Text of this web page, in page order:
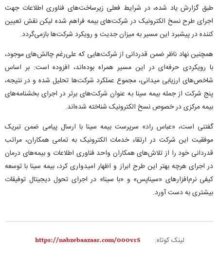
طبق گزارش یاد شده، در شرایط فعلی زیرساخت‌های فناوری اطلاعات جهت
اجرای طرح نسخ الکترونیک در شرکت‌های بیمه فراهم شده لیکن نقش تعیین
کننده در پیشبرد این مسیر به میزان جدیت و رویکرد شرکت‌ها بازمی‌گردد.
همچنین نهاد ناظر ضمن قدردانی از شرکت‌هایی که علی‌رغم چالش‌های موجود،
با رویکردی حرفه‌ای در این مسیر همراه بوده‌اند، افزوده است: بر اساس
شاخص‌های ارزیابی میدانی، مجموع عملکرد شرکت‌ها تحلیل شده و در نتیجه،
پنج شرکت از جمله بیمه سینا به عنوان شرکت‌های برتر در اجرای بخشنامه‌های
بیمه مرکزی در خصوص نسخ الکترونیک شناخته شده‌اند.
گفتنی است، «عباس راد» سرپرست بیمه سینا با ارسال پیامی ضمن تبریک
موفقیت این شرکت در ارتقاء خدمات الکترونیک به تمامی همکاران، مراتب
قدردانی خود را از تلاش‌های همکاران واحد فناوری اطلاعات و بیمه‌های درمان
در اجرای هرچه بهتر این طرح ابراز و اظهار امیدواری کرد، بیمه سینا با توسعه
کیفی نرم‌افزار‌های «سیناپس» و «با سینا» در اجرای تحول دیجیتال توفیقات
بیشتری به دست آورد.
لینک کوتاه: